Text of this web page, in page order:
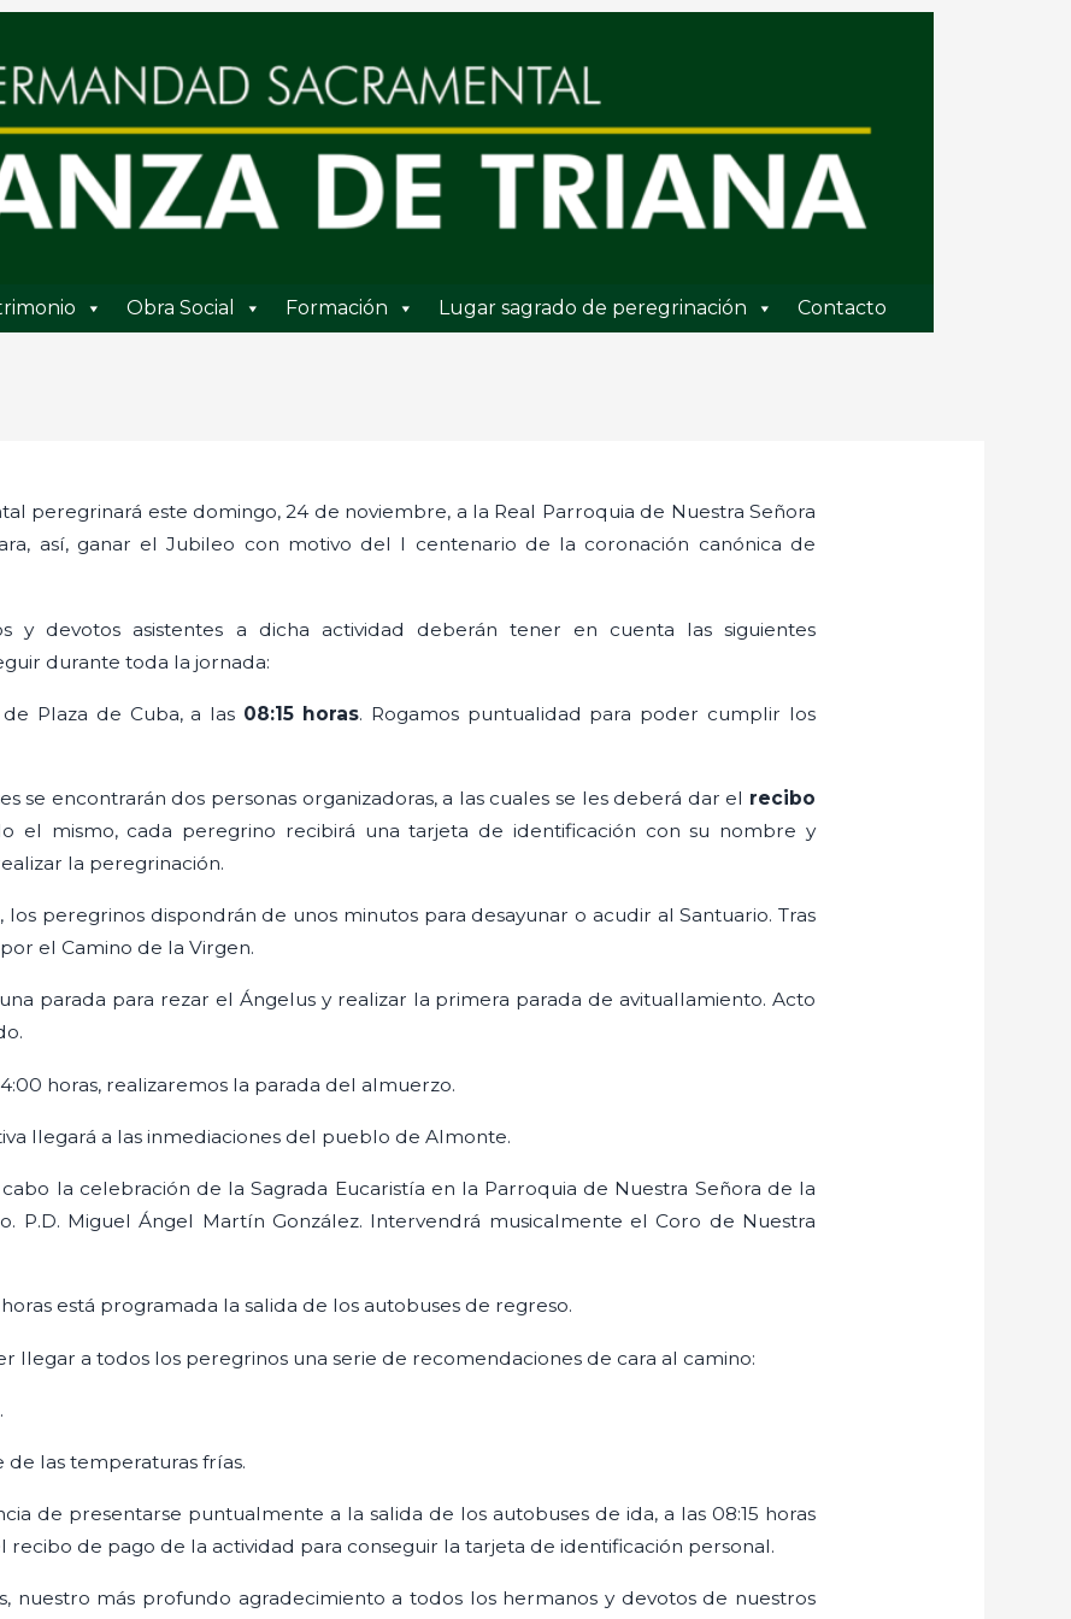
Obra Social Formación Lugar sagrado de peregrinación Contacto
peregrinará este domingo, 24 de noviembre, a la Real Parroquia de Nuestra Señora
así, ganar el Jubileo con motivo del I centenario de la coronación canónica de
y devotos asistentes a dicha actividad deberán tener en cuenta las siguientes
durante toda la jornada:
Plaza de Cuba, a las 08:15 horas. Rogamos puntualidad para poder cumplir los
se encontrarán dos personas organizadoras, a las cuales se les deberá dar el recibo
el mismo, cada peregrino recibirá una tarjeta de identificación con su nombre y
la peregrinación.
peregrinos dispondrán de unos minutos para desayunar o acudir al Santuario. Tras
el Camino de la Virgen.
una parada para rezar el Ángelus y realizar la primera parada de avituallamiento. Acto
horas, realizaremos la parada del almuerzo.
llegará a las inmediaciones del pueblo de Almonte.
cabo la celebración de la Sagrada Eucaristía en la Parroquia de Nuestra Señora de la
P.D. Miguel Ángel Martín González. Intervendrá musicalmente el Coro de Nuestra
está programada la salida de los autobuses de regreso.
llegar a todos los peregrinos una serie de recomendaciones de cara al camino:
las temperaturas frías.
de presentarse puntualmente a la salida de los autobuses de ida, a las 08:15 horas
recibo de pago de la actividad para conseguir la tarjeta de identificación personal.
nuestro más profundo agradecimiento a todos los hermanos y devotos de nuestros